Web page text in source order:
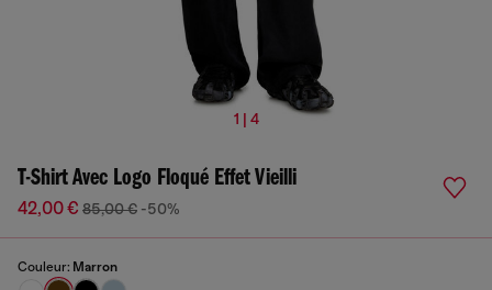
1 | 4
T-Shirt Avec Logo Floqué Effet Vieilli
42,00 € 85,00 € -50%
Couleur: Marron